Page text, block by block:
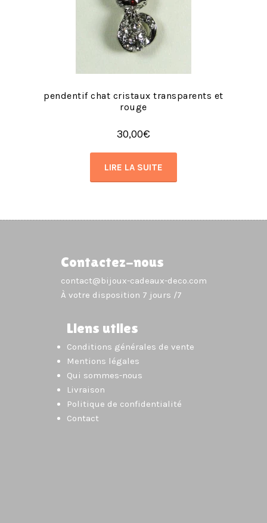
pendentif chat cristaux transparents et
rouge
30,00€
LIRE LA SUITE
Contactez-nous
contact@bijoux-cadeaux-deco.com
À votre disposition 7 jours /7
Liens utiles
Conditions générales de vente
Mentions légales
Qui sommes-nous
Livraison
Politique de confidentialité
Contact